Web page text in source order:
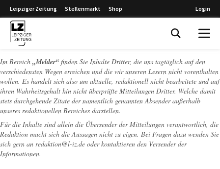
Leipziger Zeitung Stellenmarkt Shop Login
Im Bereich „Melder“ finden Sie Inhalte Dritter, die uns tagtäglich auf den
verschiedensten Wegen erreichen und die wir unseren Lesern nicht vorenthalten
wollen. Es handelt sich also um aktuelle, redaktionell nicht bearbeitete und auf
ihren Wahrheitsgehalt hin nicht überprüfte Mitteilungen Dritter. Welche damit
stets durchgehende Zitate der namentlich genannten Absender außerhalb
unseres redaktionellen Bereiches darstellen.
Für die Inhalte sind allein die Übersender der Mitteilungen verantwortlich, die
Redaktion macht sich die Aussagen nicht zu eigen. Bei Fragen dazu wenden Sie
sich gern an redaktion@l-iz.de oder kontaktieren den Versender der
Informationen.